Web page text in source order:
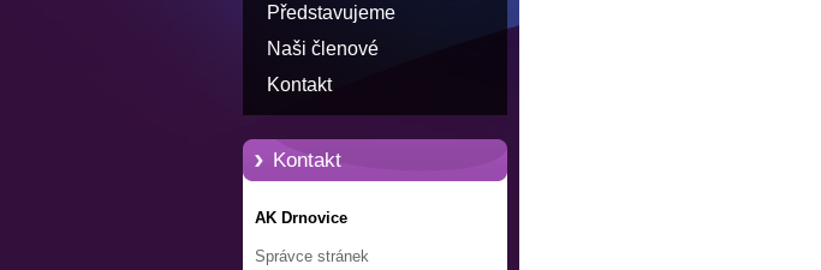
Představujeme
Naši členové
Kontakt
Kontakt
AK Drnovice
Správce stránek